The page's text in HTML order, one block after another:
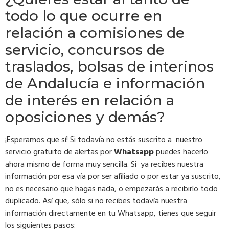
todo lo que ocurre en
relación a comisiones de
servicio, concursos de
traslados, bolsas de interinos
de Andalucía e información
de interés en relación a
oposiciones y demás?
¡Esperamos que sí! Si todavía no estás suscrito a nuestro
servicio gratuito de alertas porWhatsapppuedes hacerlo
ahora mismo de forma muy sencilla. Si ya recibes nuestra
información por esa vía por ser afiliado o por estar ya suscrito,
no es necesario que hagas nada, o empezarás a recibirlo todo
duplicado. Así que, sólo si no recibes todavía nuestra
información directamente en tu Whatsapp, tienes que seguir
los siguientes pasos: